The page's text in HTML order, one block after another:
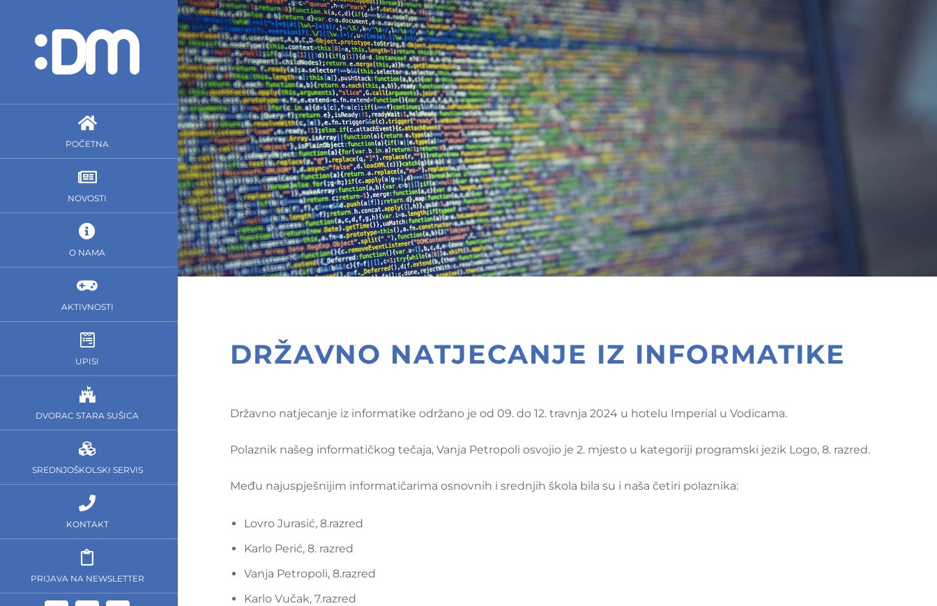
content
POČETNA
NOVOSTI
O NAMA
AKTIVNOSTI
UPISI
DVORAC STARA SUŠICA
SREDNJOŠKOLSKI SERVIS
KONTAKT
PRIJAVA NA NEWSLETTER
DRŽAVNO NATJECANJE IZ INFORMATIKE
Državno natjecanje iz informatike održano je od 09. do 12. travnja 2024 u hotelu Imperial u Vodicama.
Polaznik našeg informatičkog tečaja, Vanja Petropoli osvojio je 2. mjesto u kategoriji programski jezik Logo, 8. razred.
Među najuspješnijim informatičarima osnovnih i srednjih škola bila su i naša četiri polaznika:
Lovro Jurasić, 8.razred
Karlo Perić, 8. razred
Vanja Petropoli, 8.razred
Karlo Vučak, 7.razred